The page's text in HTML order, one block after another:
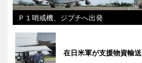
Ｐ１哨戒機、ジブチへ出発
在日米軍が支援物資輸送